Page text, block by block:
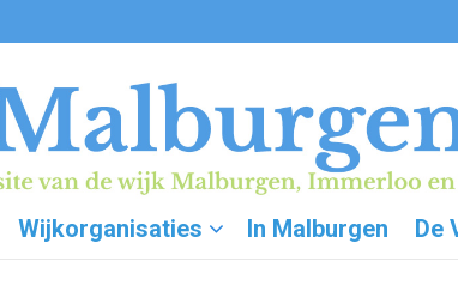
Wijkorganisaties In Malburgen De